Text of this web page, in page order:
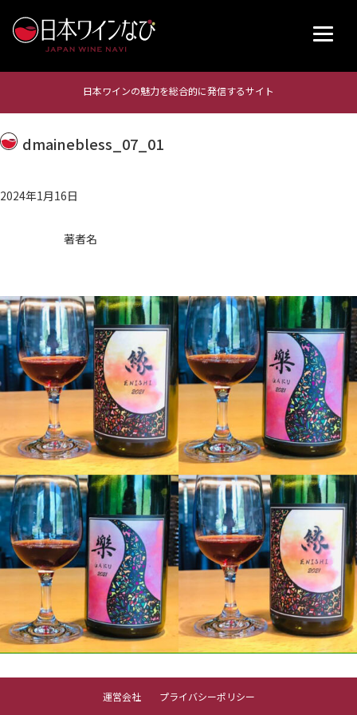
日本ワインの魅力を総合的に発信するサイト
dmainebless_07_01
2024年1月16日
著者名
運営会社 プライバシーポリシー